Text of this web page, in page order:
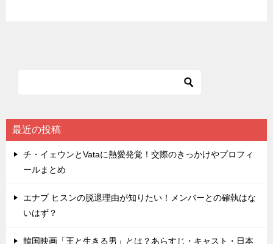
最近の投稿
チ・イェウンとVataに熱愛発覚！交際のきっかけやプロフィ
ールまとめ
エナプ ヒスンの脱退理由が知りたい！メンバーとの確執はな
いはず？
韓国映画「王と生きる男」とは？あらすじ・キャスト・日本